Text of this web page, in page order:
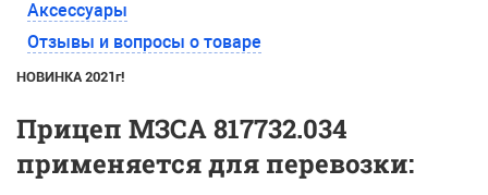
Аксессуары
Отзывы и вопросы о товаре
НОВИНКА 2021г!
Прицеп МЗСА 817732.034
применяется для перевозки: